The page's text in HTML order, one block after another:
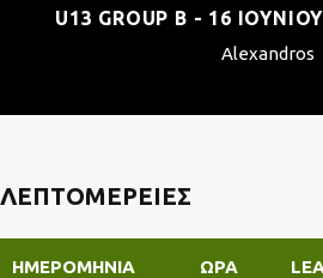
U13 GROUP B - 16
Alexandros
ΛΕΠΤΟΜΈΡΕΙΕΣ
ΗΜΕΡΟΜΗΝΊΑ ΏΡΑ